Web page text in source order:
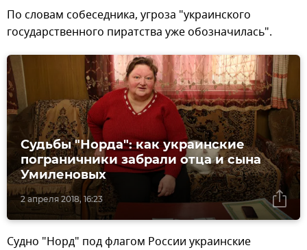
По словам собеседника, угроза "украинского
государственного пиратства уже обозначилась".
2 апреля 2018, 16:23
Судьбы "Норда": как украинские
пограничники забрали отца и сына
Умиленовых
Судно "Норд" под флагом России украинские